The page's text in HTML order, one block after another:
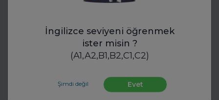
İngilizce seviyeni öğrenmek
ister misin ?
(A1,A2,B1,B2,C1,C2)
Şimdi değil Evet
Uzman Koçlarla Geleceğe